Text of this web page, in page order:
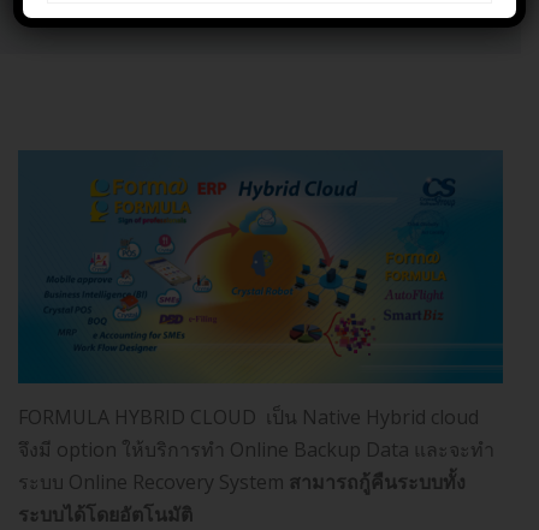
Home
FORMULA HYBRID CLOUD เป็น Native Hybrid cloud
จึงมี option ให้บริการทำ Online Backup Data และจะทำ
ระบบ Online Recovery System สามารถกู้คืนระบบทั้ง
ระบบได้โดยอัตโนมัติ